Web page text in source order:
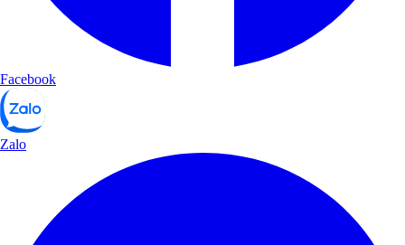
Facebook
Zalo